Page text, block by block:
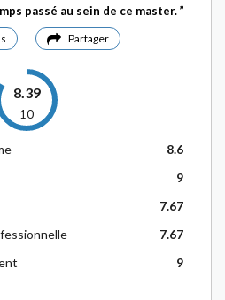
passé au sein de ce master.
Partager
8.39
10
8.6
9
7.67
7.67
9